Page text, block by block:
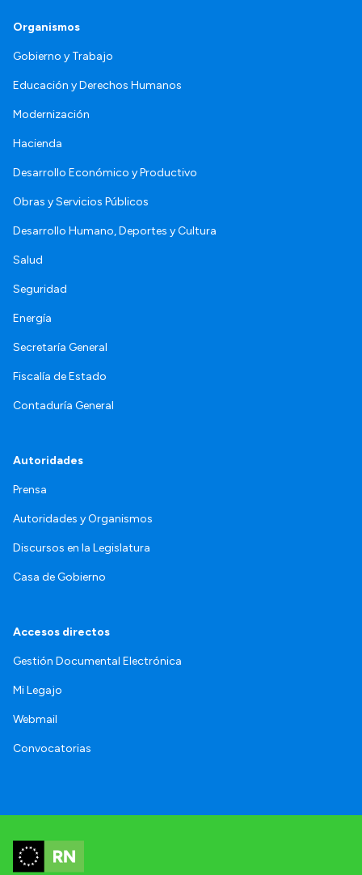
Organismos
Gobierno y Trabajo
Educación y Derechos Humanos
Modernización
Hacienda
Desarrollo Económico y Productivo
Obras y Servicios Públicos
Desarrollo Humano, Deportes y Cultura
Salud
Seguridad
Energía
Secretaría General
Fiscalía de Estado
Contaduría General
Autoridades
Prensa
Autoridades y Organismos
Discursos en la Legislatura
Casa de Gobierno
Accesos directos
Gestión Documental Electrónica
Mi Legajo
Webmail
Convocatorias